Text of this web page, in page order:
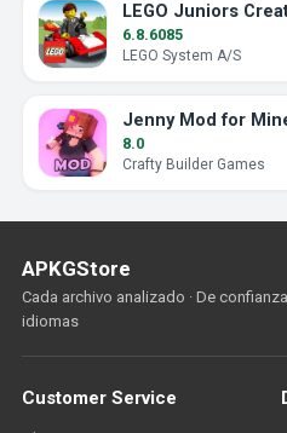
6.8.6085
LEGO System A/S
8.0
Crafty Builder Games
APKGStore
Cada archivo analizado · De
idiomas
Customer Service